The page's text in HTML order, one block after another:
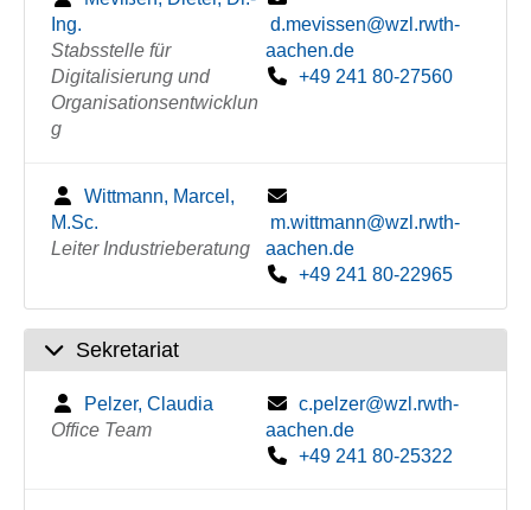
Ing.
Stabsstelle für
Digitalisierung und
Organisationsentwicklun
g
d.mevissen@wzl.rwth-
aachen.de
+49 241 80-27560
Wittmann, Marcel,
M.Sc.
Leiter Industrieberatung
m.wittmann@wzl.rwth-
aachen.de
+49 241 80-22965
Sekretariat
Pelzer, Claudia
Office Team
c.pelzer@wzl.rwth-
aachen.de
+49 241 80-25322